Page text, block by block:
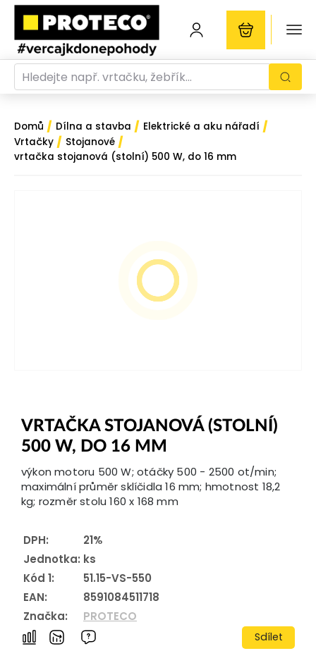
Domů / Dílna a stavba / Elektrické a aku nářadí /
Vrtačky / Stojanové /
vrtačka stojanová (stolní) 500 W, do 16 mm
VRTAČKA STOJANOVÁ (STOLNÍ)
500 W, DO 16 MM
výkon motoru 500 W; otáčky 500 - 2500 ot/min;
maximální průměr sklíčidla 16 mm; hmotnost 18,2
kg; rozměr stolu 160 x 168 mm
DPH:
21%
Jednotka: ks
Kód 1:
51.15-VS-550
EAN:
8591084511718
Značka:
PROTECO
Sdílet